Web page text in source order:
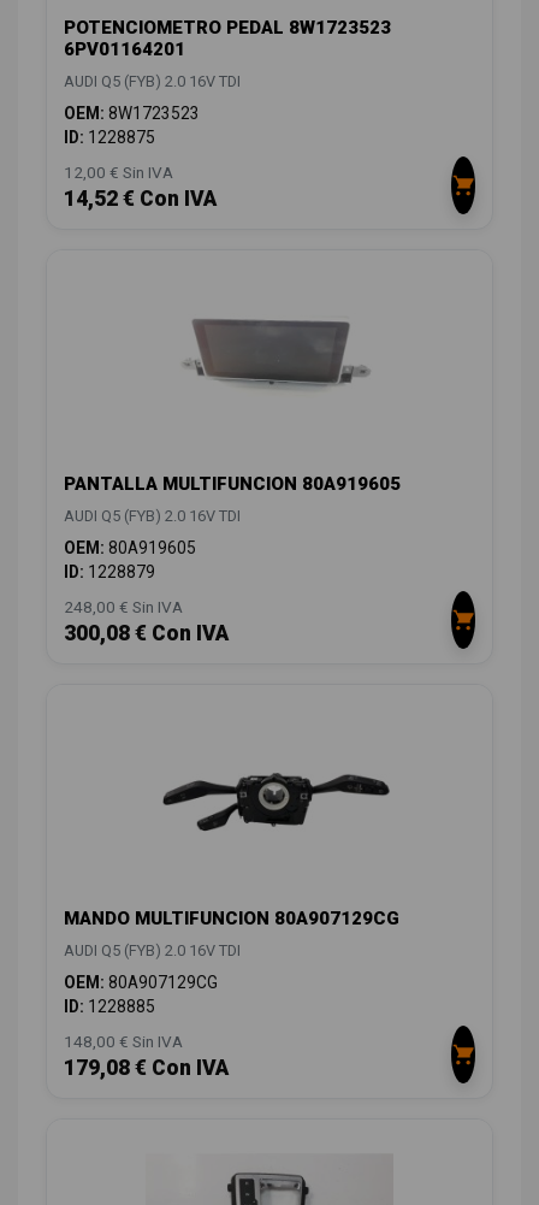
POTENCIOMETRO PEDAL 8W1723523
6PV01164201
AUDI Q5 (FYB) 2.0 16V TDI
OEM: 8W1723523
ID: 1228875
12,00 € Sin IVA
14,52 € Con IVA
PANTALLA MULTIFUNCION 80A919605
AUDI Q5 (FYB) 2.0 16V TDI
OEM: 80A919605
ID: 1228879
248,00 € Sin IVA
300,08 € Con IVA
MANDO MULTIFUNCION 80A907129CG
AUDI Q5 (FYB) 2.0 16V TDI
OEM: 80A907129CG
ID: 1228885
148,00 € Sin IVA
179,08 € Con IVA